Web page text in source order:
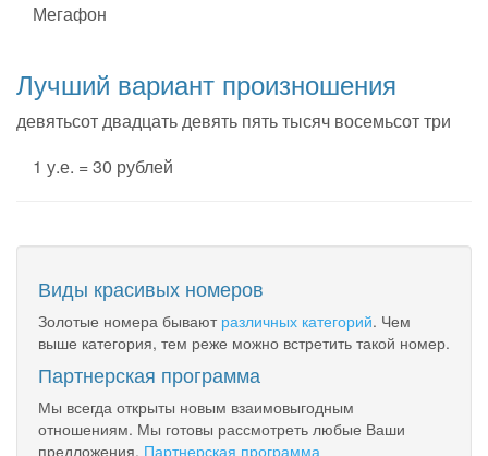
Мегафон
Лучший вариант произношения
девятьсот двадцать девять пять тысяч восемьсот три
1 у.е. = 30 рублей
Виды красивых номеров
Золотые номера бывают различных категорий. Чем
выше категория, тем реже можно встретить такой номер.
Партнерская программа
Мы всегда открыты новым взаимовыгодным
отношениям. Мы готовы рассмотреть любые Ваши
предложения. Партнерская программа